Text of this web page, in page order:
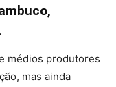
médios produtores
mas ainda